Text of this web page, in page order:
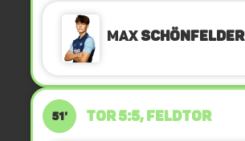
MaxSchönfelder
51' TOR 5:5, FELDTOR